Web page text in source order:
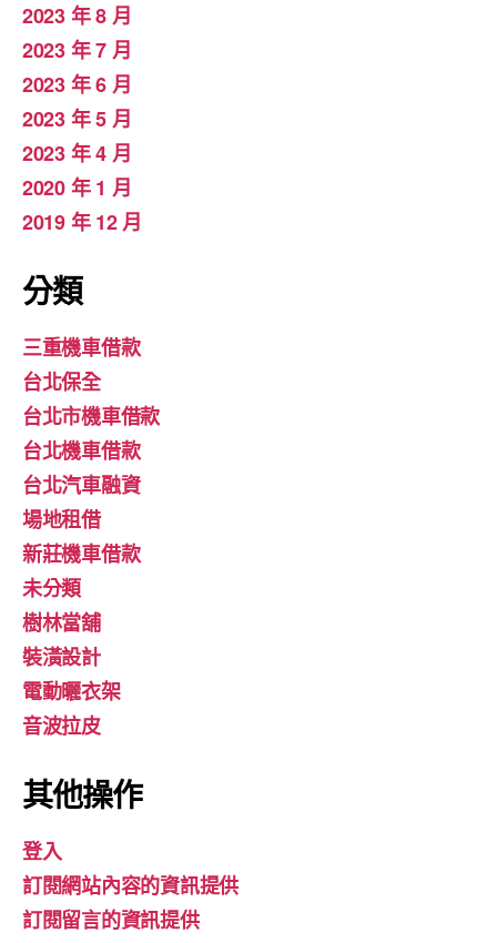
2023 年 8 月
2023 年 7 月
2023 年 6 月
2023 年 5 月
2023 年 4 月
2020 年 1 月
2019 年 12 月
分類
三重機車借款
台北保全
台北市機車借款
台北機車借款
台北汽車融資
場地租借
新莊機車借款
未分類
樹林當舖
裝潢設計
電動曬衣架
音波拉皮
其他操作
登入
訂閱網站內容的資訊提供
訂閱留言的資訊提供